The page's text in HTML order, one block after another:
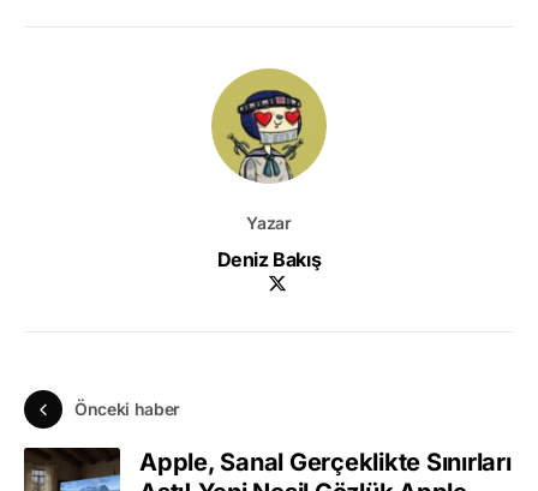
Yazar
Deniz Bakış
Önceki haber
Apple, Sanal Gerçeklikte Sınırları